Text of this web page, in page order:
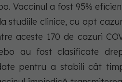
Vaccinul a fost 95%
studiile clinice, cu opt
aceste 170 de cazuri
au fost clasificate
pentru a stabili cât